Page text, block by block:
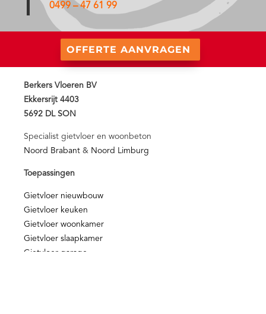
0499 – 47 61 99
OFFERTE AANVRAGEN
Berkers Vloeren BV
Ekkersrijt 4403
5692 DL SON
Specialist gietvloer en woonbeton
Noord Brabant & Noord Limburg
Toepassingen
Gietvloer nieuwbouw
Gietvloer keuken
Gietvloer woonkamer
Gietvloer slaapkamer
Gietvloer garage